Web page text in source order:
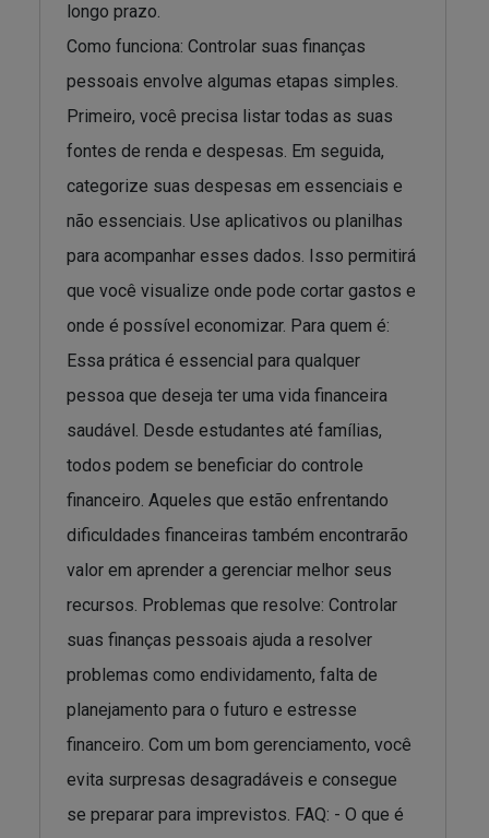
longo prazo.
Como funciona: Controlar suas finanças
pessoais envolve algumas etapas simples.
Primeiro, você precisa listar todas as suas
fontes de renda e despesas. Em seguida,
categorize suas despesas em essenciais e
não essenciais. Use aplicativos ou planilhas
para acompanhar esses dados. Isso permitirá
que você visualize onde pode cortar gastos e
onde é possível economizar. Para quem é:
Essa prática é essencial para qualquer
pessoa que deseja ter uma vida financeira
saudável. Desde estudantes até famílias,
todos podem se beneficiar do controle
financeiro. Aqueles que estão enfrentando
dificuldades financeiras também encontrarão
valor em aprender a gerenciar melhor seus
recursos. Problemas que resolve: Controlar
suas finanças pessoais ajuda a resolver
problemas como endividamento, falta de
planejamento para o futuro e estresse
financeiro. Com um bom gerenciamento, você
evita surpresas desagradáveis e consegue
se preparar para imprevistos. FAQ: - O que é